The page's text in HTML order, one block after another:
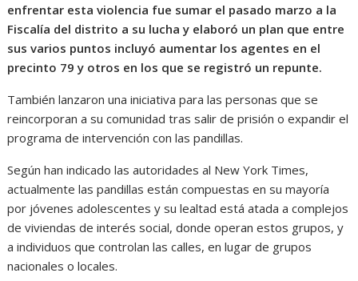
enfrentar esta violencia fue sumar el pasado marzo a la
Fiscalía del distrito a su lucha y elaboró un plan que entre
sus varios puntos incluyó aumentar los agentes en el
precinto 79 y otros en los que se registró un repunte.
También lanzaron una iniciativa para las personas que se
reincorporan a su comunidad tras salir de prisión o expandir el
programa de intervención con las pandillas.
Según han indicado las autoridades al New York Times,
actualmente las pandillas están compuestas en su mayoría
por jóvenes adolescentes y su lealtad está atada a complejos
de viviendas de interés social, donde operan estos grupos, y
a individuos que controlan las calles, en lugar de grupos
nacionales o locales.